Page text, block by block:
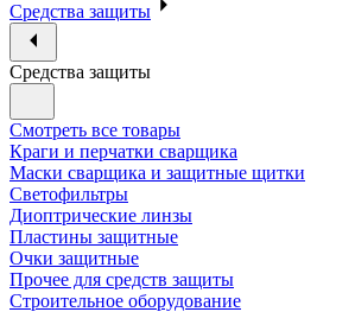
Средства защиты
Средства защиты
Смотреть все товары
Краги и перчатки сварщика
Маски сварщика и защитные щитки
Светофильтры
Диоптрические линзы
Пластины защитные
Очки защитные
Прочее для средств защиты
Строительное оборудование